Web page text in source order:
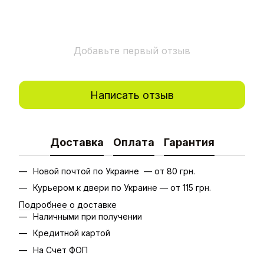
Добавьте первый отзыв
Написать отзыв
Доставка Оплата Гарантия
Новой почтой по Украине — от 80 грн.
Курьером к двери по Украине — от 115 грн.
Подробнее о доставке
Наличными при получении
Кредитной картой
На Счет ФОП